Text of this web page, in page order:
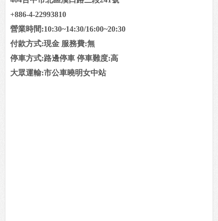
+886-4-22993810
營業時間:10:30~14:30/16:00~20:30
付款方式:現金 服務費:無
停車方式:路邊停車 停車難度:高
大眾運輸:市公車曉明女中站